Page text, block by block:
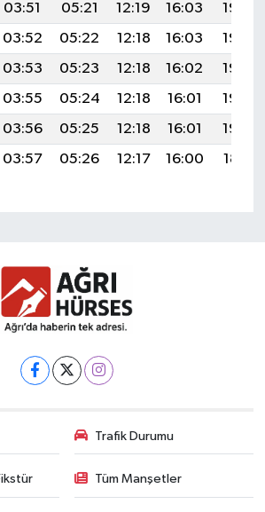
03:51 05:21 12:19 16:03
19:06
03:52 05:22 12:18 16:03
19:05
03:53 05:23 12:18 16:02
19:03
03:55 05:24 12:18 16:01
19:02
03:56 05:25 12:18 16:01
19:00
03:57 05:26 12:17 16:00 18:59
Trafik Durumu
Tüm Manşetler